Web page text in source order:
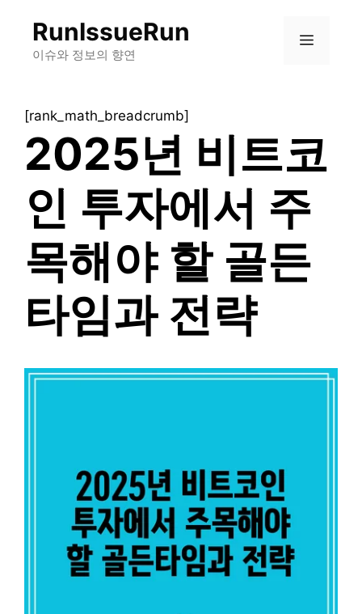
RunIssueRun
이슈와 정보의 향연
메
[rank_math_breadcrumb]
2025년 비트코
인 투자에서 주
목해야 할 골든
타임과 전략